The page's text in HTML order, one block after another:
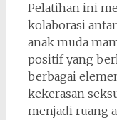
Pelatihan ini
kolaborasi
anak muda
positif yang
berbagai
kekerasan
menjadi ruang